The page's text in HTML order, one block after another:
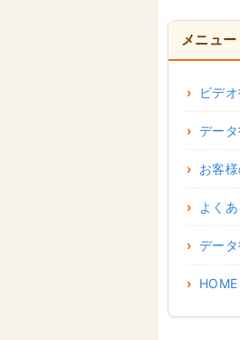
メニュー
ビデ
デー
お客
よく
デー
HOME